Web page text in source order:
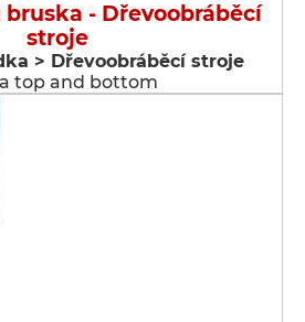
bruska - Dřevoobráběcí
stroje
> Dřevoobráběcí stroje
top and bottom